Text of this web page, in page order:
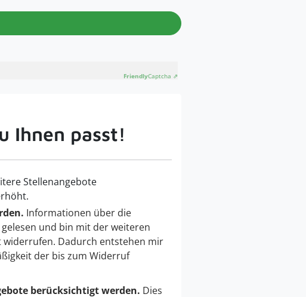
FriendlyCaptcha ⇗
Ihnen passt!
Stellenangebote
Informationen über die
und bin mit der weiteren
Dadurch entstehen mir
der bis zum Widerruf
berücksichtigt werden. Dies